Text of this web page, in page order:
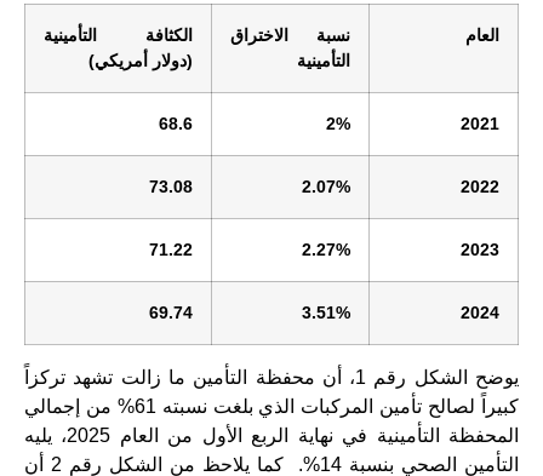
العام
نسبة الاختراق
التأمينية
الكثافة التأمينية
(دولار أمريكي)
2021
2%
68.6
2022
2.07%
73.08
2023
2.27%
71.22
2024
3.51%
69.74
يوضح الشكل رقم 1، أن محفظة التأمين ما زالت تشهد تركزاً
كبيراً لصالح تأمين المركبات الذي بلغت نسبته 61% من إجمالي
المحفظة التأمينية في نهاية الربع الأول من العام 2025، يليه
التأمين الصحي بنسبة 14%. كما يلاحظ من الشكل رقم 2 أن